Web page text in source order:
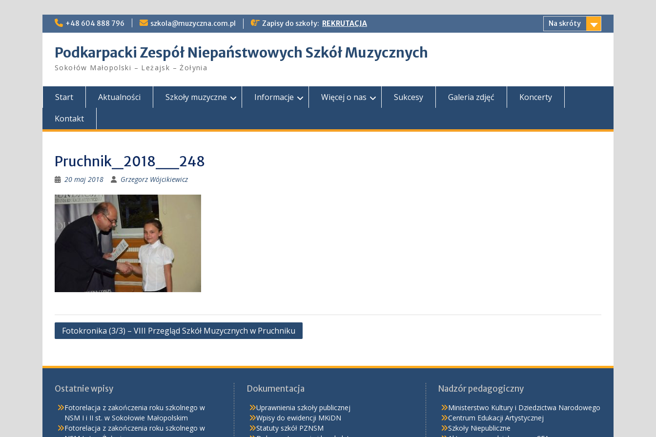
Skip
+48 604 888 796 szkola@muzyczna.com.pl Zapisy do szkoły: REKRUTACJA Na skróty
Podkarpacki Zespół Niepaństwowych Szkół Muzycznych
Sokołów Małopolski – Leżajsk – Żołynia
Start Aktualności Szkoły muzyczne Informacje Więcej o nas Sukcesy Galeria zdjęć
Koncerty
Kontakt
Pruchnik_2018__248
20 maj 2018 Grzegorz Wójcikiewicz
Nawigacja
Fotokronika (3/3) – VIII Przegląd Szkół Muzycznych w Pruchniku
Ostatnie wpisy
Fotorelacja z zakończenia roku szkolnego w
NSM I i II st. w Sokołowie Małopolskim
Fotorelacja z zakończenia roku szkolnego w
Dokumentacja
Uprawnienia szkoły publicznej
Wpisy do ewidencji MKiDN
Statuty szkół PZNSM
Nadzór pedagogiczny
Ministerstwo Kultury i Dziedzictwa Narodowego
Centrum Edukacji Artystycznej
Szkoły Niepubliczne